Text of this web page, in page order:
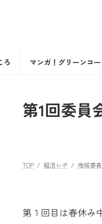
ろ マンガ！グリーンコ
第1回委員
TOP 組活レポ 地域委
第１回目は春休み